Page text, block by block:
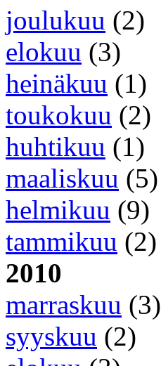
joulukuu (2)
elokuu (3)
heinäkuu (1)
toukokuu (2)
huhtikuu (1)
maaliskuu (5)
helmikuu (9)
tammikuu (2)
2010
marraskuu (3)
syyskuu (2)